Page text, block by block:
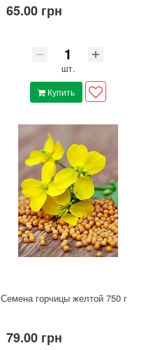
65.00 грн
шт.
Купить
Семена горчицы желтой 750 г
79.00 грн